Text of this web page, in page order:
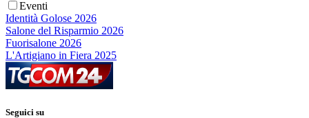
Eventi
Identità Golose 2026
Salone del Risparmio 2026
Fuorisalone 2026
L'Artigiano in Fiera 2025
Seguici su